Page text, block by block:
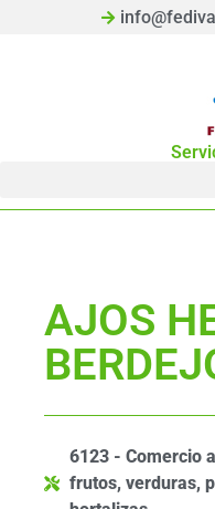
AJOS
6123 - Comercio
frutos, verduras,